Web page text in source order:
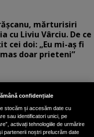
mărturisiri
cu Liviu Vârciu. De ce
cei doi: „Eu mi-aș fi
doar prieteni”
vedeți corpul ăsta”.
după ce a fost
în costum de
la vedere
confidențiale
stocăm și accesăm date cu
sau identificatori unici, pe
activați tehnologiile de urmărire
partenerii noștri prelucrăm date